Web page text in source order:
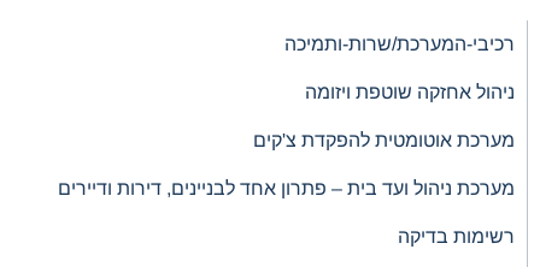
רכיבי-המערכת/שרות-ותמיכה
ניהול אחזקה שוטפת ויזומה
מערכת אוטומטית להפקדת צ'קים
מערכת ניהול ועד בית – פתרון אחד לבניינים, דירות ודיירים
רשימות בדיקה